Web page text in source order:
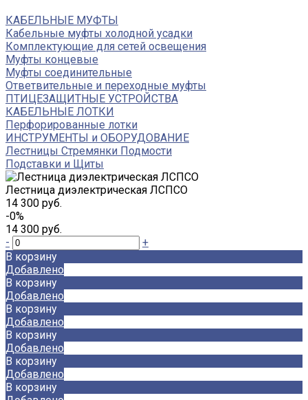
КАБЕЛЬНЫЕ МУФТЫ
Кабельные муфты холодной усадки
Комплектующие для сетей освещения
Муфты концевые
Муфты соединительные
Ответвительные и переходные муфты
ПТИЦЕЗАЩИТНЫЕ УСТРОЙСТВА
КАБЕЛЬНЫЕ ЛОТКИ
Перфорированные лотки
ИНСТРУМЕНТЫ и ОБОРУДОВАНИЕ
Лестницы Стремянки Подмости
Подставки и Щиты
Лестница диэлектрическая ЛСПСО
14 300 руб.
-0%
14 300 руб.
-
+
В корзину
Добавлено
В корзину
Добавлено
В корзину
Добавлено
В корзину
Добавлено
В корзину
Добавлено
В корзину